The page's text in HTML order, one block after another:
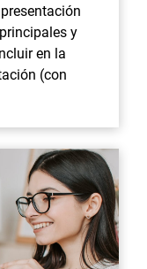
y
en la
(con